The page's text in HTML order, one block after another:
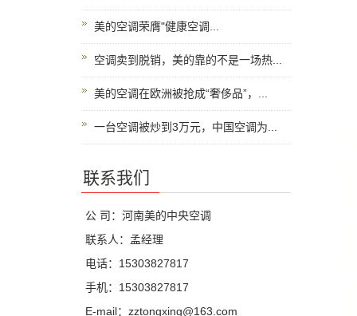
美的空调荣膺"健康空调...
空调卖到脱销，美的靠的不是一场热...
美的空调在欧洲被抢成“奢侈品”，...
一台空调被炒到3万元，中国空调为...
联系我们
公 司：河南美的中央空调
联系人：孟经理
电话：15303827817
手机：15303827817
E-mail：zztongxing@163.com